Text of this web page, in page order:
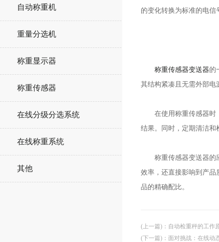
自动称重机
重量分选机
称重显示器
称重传感器
在线分级分选系统
在线称重系统
其他
的变化转换为标准的电信
称重传感器变送器的
其结构紧凑且无需外部电
在使用称重传感器时，
结果。同时，定期清洁和
称重传感器变送器的应
效率，还直接影响到产品
品的精确配比。
(上一篇) ： 自动检重秤的工作
(下一篇) ： 面对挑战：在线动